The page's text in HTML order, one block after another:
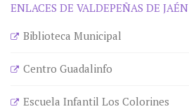
ENLACES DE VALDEPEÑAS DE JAÉN
Biblioteca Municipal
Centro Guadalinfo
Escuela Infantil Los Colorines